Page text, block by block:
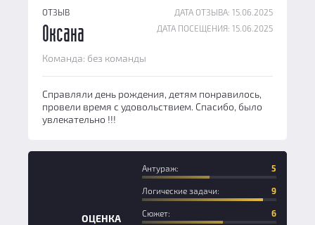
ОТЗЫВ
ДАТА ОТЗЫВА: 15.06.2025
ДАТА ПОСЕЩЕНИЯ: 15.06.2025
Оксана
Команда: без команды
Справляли день рождения, детям понравилось,
провели время с удовольствием. Спасибо, было
увлекательно !!!
ОЦЕНКА
Антураж: 5
Логические задачи: 9
Сюжет: 6